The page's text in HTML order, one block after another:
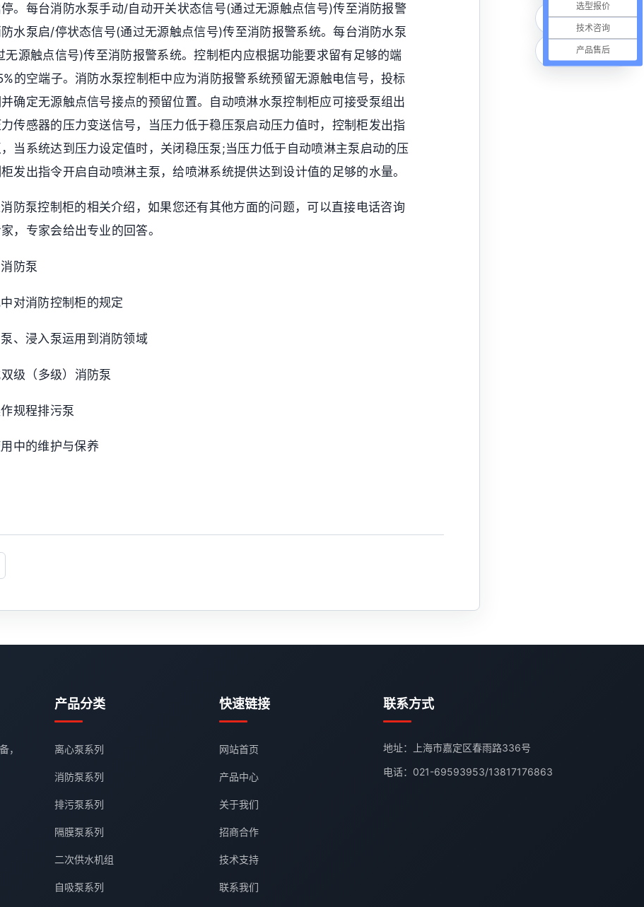
。每台消防水泵手动/自动开关状态信号(通过无源触点信号)传至消防报警
水泵启/停状态信号(通过无源触点信号)传至消防报警系统。每台消防水泵
无源触点信号)传至消防报警系统。控制柜内应根据功能要求留有足够的端
的空端子。消防水泵控制柜中应为消防报警系统预留无源触电信号，投标
确定无源触点信号接点的预留位置。自动喷淋水泵控制柜应可接受泵组出
传感器的压力变送信号，当压力低于稳压泵启动压力值时，控制柜发出指
当系统达到压力设定值时，关闭稳压泵;当压力低于自动喷淋主泵启动的压
发出指令开启自动喷淋主泵，给喷淋系统提供达到设计值的足够的水量。
防泵控制柜的相关介绍，如果您还有其他方面的问题，可以直接电话咨询
，专家会给出专业的回答。
防泵
对消防控制柜的规定
、浸入泵运用到消防领域
级（多级）消防泵
规程排污泵
中的维护与保养
，
产品分类
离心泵系列
消防泵系列
排污泵系列
隔膜泵系列
二次供水机组
自吸泵系列
快速链接
网站首页
产品中心
关于我们
招商合作
技术支持
联系我们
联系方式
地址：上海市嘉定区春雨路336号
电话： 021-69593953/13817176863
微信联系
在线咨询
选型报价
技术咨询
产品售后